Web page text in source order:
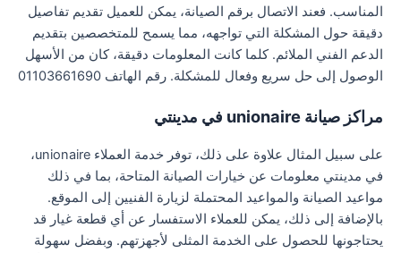
المناسب. فعند الاتصال برقم الصيانة، يمكن للعميل تقديم تفاصيل
دقيقة حول المشكلة التي تواجهه، مما يسمح للمتخصصين بتقديم
الدعم الفني الملائم. كلما كانت المعلومات دقيقة، كان من الأسهل
الوصول إلى حل سريع وفعال للمشكلة. رقم الهاتف 01103661690
مراكز صيانة unionaire في مدينتي
على سبيل المثال علاوة على ذلك، توفر خدمة العملاء unionaire،
في مدينتي معلومات عن خيارات الصيانة المتاحة، بما في ذلك
مواعيد الصيانة والمواعيد المحتملة لزيارة الفنيين إلى الموقع.
بالإضافة إلى ذلك، يمكن للعملاء الاستفسار عن أي قطعة غيار قد
يحتاجونها للحصول على الخدمة المثلى لأجهزتهم. وبفضل سهولة